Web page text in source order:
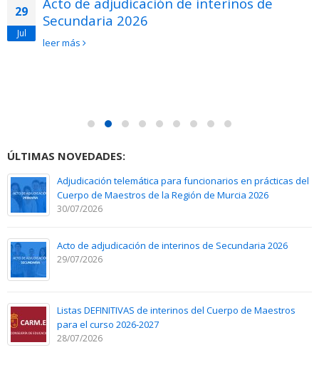
29
Jul
Secundaria 2026
leer más
ÚLTIMAS NOVEDADES:
Adjudicación telemática para funcionarios en prácticas del
Cuerpo de Maestros de la Región de Murcia 2026
30/07/2026
Acto de adjudicación de interinos de Secundaria 2026
29/07/2026
Listas DEFINITIVAS de interinos del Cuerpo de Maestros
para el curso 2026-2027
28/07/2026